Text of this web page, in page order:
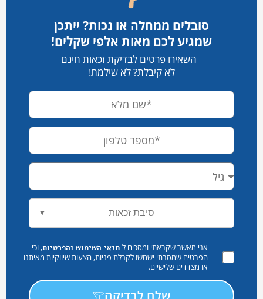
סובלים ממחלה או נכות? ייתכן
שמגיע לכם מאות אלפי שקלים!
השאירו פרטים לבדיקת זכאות חינם
לא קיבלת? לא שילמת!
סיבת זכאות ▼
אני מאשר שקראתי ומסכים לתנאי השימוש והפרטיות, וכי
הפרטים שמסרתי ישמשו לקבלת פניות, הצעות שיווקיות מאיתנו
או מצדדים שלישיים.